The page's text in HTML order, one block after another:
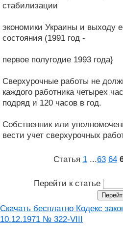
стабилизации
экономики Украины и выходу
состояния (1991 год -
первое полугодие 1993 года}
Сверхурочные работы не
каждого работника четырех
подряд и 120 часов в год.
Собственник или
вести учет сверхурочных
Статья 1 ...63 64
Перейти к статье
Скачать бесплатно Кодекс
10.12.1971 № 322-VIII